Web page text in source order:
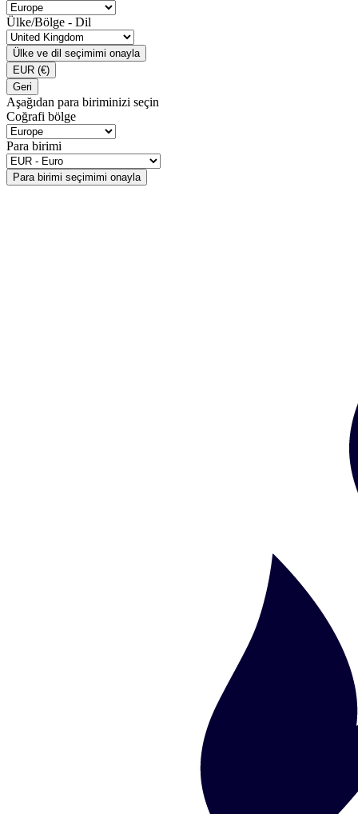
Ülke/Bölge - Dil
Ülke ve dil seçimimi onayla
EUR (€)
Geri
Aşağıdan para biriminizi seçin
Coğrafi bölge
Para birimi
Para birimi seçimimi onayla